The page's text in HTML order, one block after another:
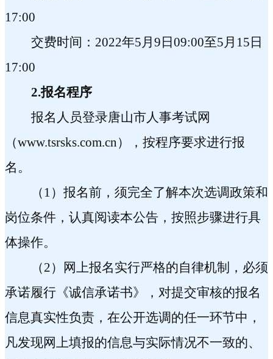
17:00
交费时间： 2022年5月 9 日 09:00至5月 15 日
17:00
2.报名程序
报名人员登录唐山市人事考试网
（www.tsrsks.com.cn），按程序要求进行报
名。
（ 1）报名前，须完全了解本次选调政策和
岗位条件，认真阅读本公告，按照步骤进行具
体操作。
（2）网上报名实行严格的自律机制，必须
承诺履行《诚信承诺书》，对提交审核的报名
信息真实性负责，在公开选调的任一环节中，
凡发现网上填报的信息与实际情况不一致的、